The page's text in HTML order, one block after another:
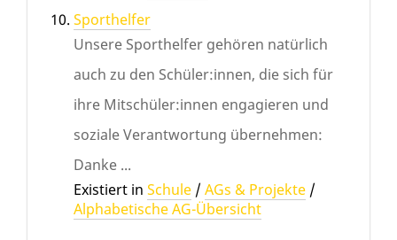
Sporthelfer
Unsere Sporthelfer gehören natürlich
auch zu den Schüler:innen, die sich für
ihre Mitschüler:innen engagieren und
soziale Verantwortung übernehmen:
Danke ...
Existiert in Schule / AGs & Projekte /
Alphabetische AG-Übersicht